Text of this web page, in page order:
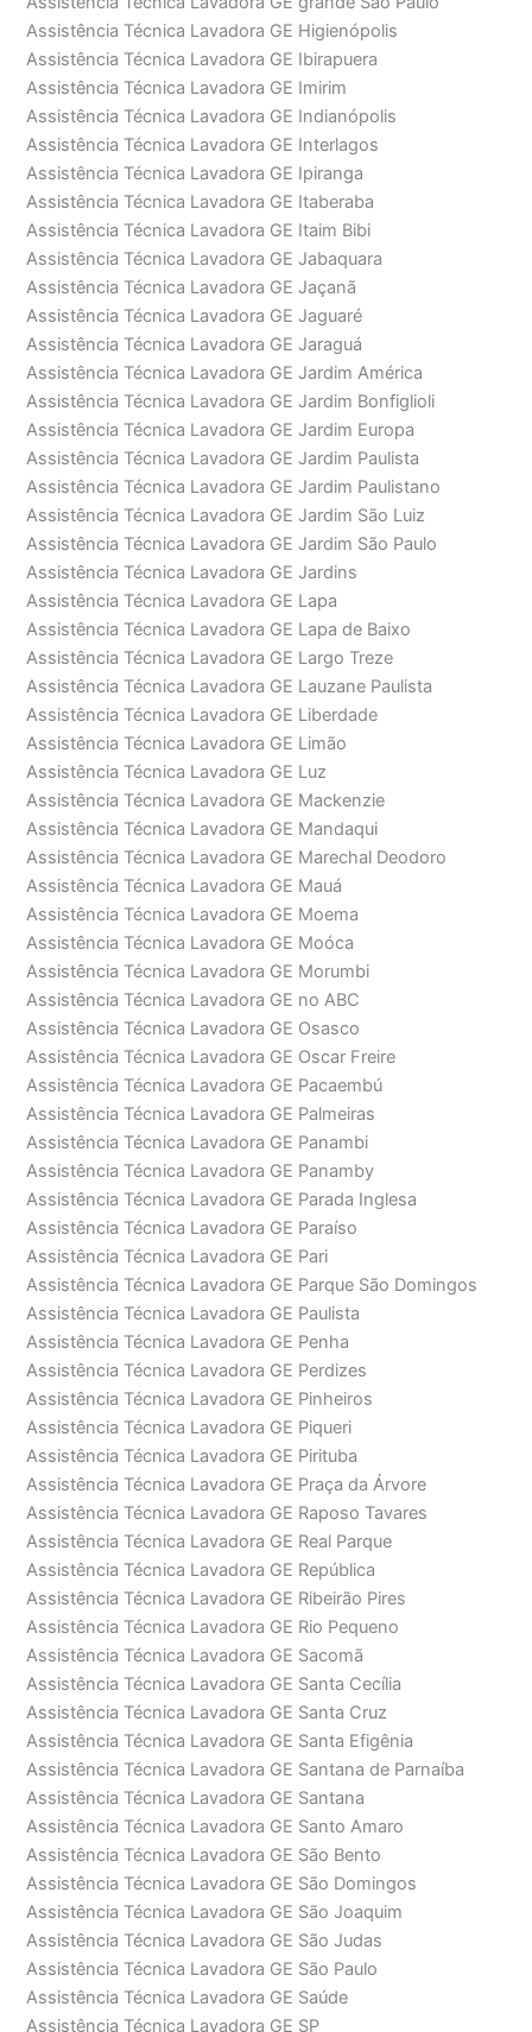
Assistência Técnica Lavadora GE Higienópolis
Assistência Técnica Lavadora GE Ibirapuera
Assistência Técnica Lavadora GE Imirim
Assistência Técnica Lavadora GE Indianópolis
Assistência Técnica Lavadora GE Interlagos
Assistência Técnica Lavadora GE Ipiranga
Assistência Técnica Lavadora GE Itaberaba
Assistência Técnica Lavadora GE Itaim Bibi
Assistência Técnica Lavadora GE Jabaquara
Assistência Técnica Lavadora GE Jaçanã
Assistência Técnica Lavadora GE Jaguaré
Assistência Técnica Lavadora GE Jaraguá
Assistência Técnica Lavadora GE Jardim América
Assistência Técnica Lavadora GE Jardim Bonfiglioli
Assistência Técnica Lavadora GE Jardim Europa
Assistência Técnica Lavadora GE Jardim Paulista
Assistência Técnica Lavadora GE Jardim Paulistano
Assistência Técnica Lavadora GE Jardim São Luiz
Assistência Técnica Lavadora GE Jardim São Paulo
Assistência Técnica Lavadora GE Jardins
Assistência Técnica Lavadora GE Lapa
Assistência Técnica Lavadora GE Lapa de Baixo
Assistência Técnica Lavadora GE Largo Treze
Assistência Técnica Lavadora GE Lauzane Paulista
Assistência Técnica Lavadora GE Liberdade
Assistência Técnica Lavadora GE Limão
Assistência Técnica Lavadora GE Luz
Assistência Técnica Lavadora GE Mackenzie
Assistência Técnica Lavadora GE Mandaqui
Assistência Técnica Lavadora GE Marechal Deodoro
Assistência Técnica Lavadora GE Mauá
Assistência Técnica Lavadora GE Moema
Assistência Técnica Lavadora GE Moóca
Assistência Técnica Lavadora GE Morumbi
Assistência Técnica Lavadora GE no ABC
Assistência Técnica Lavadora GE Osasco
Assistência Técnica Lavadora GE Oscar Freire
Assistência Técnica Lavadora GE Pacaembú
Assistência Técnica Lavadora GE Palmeiras
Assistência Técnica Lavadora GE Panambi
Assistência Técnica Lavadora GE Panamby
Assistência Técnica Lavadora GE Parada Inglesa
Assistência Técnica Lavadora GE Paraíso
Assistência Técnica Lavadora GE Pari
Assistência Técnica Lavadora GE Parque São Domingos
Assistência Técnica Lavadora GE Paulista
Assistência Técnica Lavadora GE Penha
Assistência Técnica Lavadora GE Perdizes
Assistência Técnica Lavadora GE Pinheiros
Assistência Técnica Lavadora GE Piqueri
Assistência Técnica Lavadora GE Pirituba
Assistência Técnica Lavadora GE Praça da Árvore
Assistência Técnica Lavadora GE Raposo Tavares
Assistência Técnica Lavadora GE Real Parque
Assistência Técnica Lavadora GE República
Assistência Técnica Lavadora GE Ribeirão Pires
Assistência Técnica Lavadora GE Rio Pequeno
Assistência Técnica Lavadora GE Sacomã
Assistência Técnica Lavadora GE Santa Cecília
Assistência Técnica Lavadora GE Santa Cruz
Assistência Técnica Lavadora GE Santa Efigênia
Assistência Técnica Lavadora GE Santana de Parnaíba
Assistência Técnica Lavadora GE Santana
Assistência Técnica Lavadora GE Santo Amaro
Assistência Técnica Lavadora GE São Bento
Assistência Técnica Lavadora GE São Domingos
Assistência Técnica Lavadora GE São Joaquim
Assistência Técnica Lavadora GE São Judas
Assistência Técnica Lavadora GE São Paulo
Assistência Técnica Lavadora GE Saúde
Assistência Técnica Lavadora GE SP